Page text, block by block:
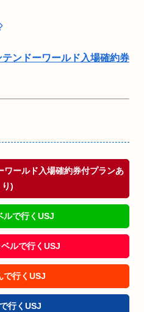
ンドーワールド入場確約券
ールド入場確約券付プランあ
り)
ルで行くUSJ
ルで行くUSJ
で行くUSJ
行くUSJ